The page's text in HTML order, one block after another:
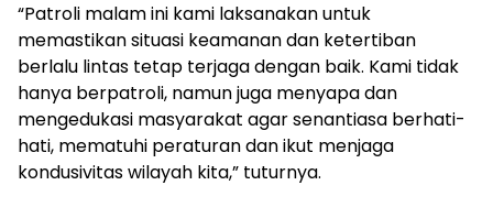
“Patroli malam ini kami laksanakan untuk
memastikan situasi keamanan dan ketertiban
berlalu lintas tetap terjaga dengan baik. Kami tidak
hanya berpatroli, namun juga menyapa dan
mengedukasi masyarakat agar senantiasa berhati-
hati, mematuhi peraturan dan ikut menjaga
kondusivitas wilayah kita,” tuturnya.